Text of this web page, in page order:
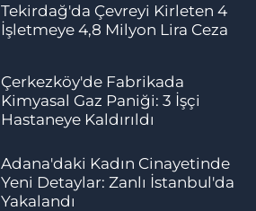
Tekirdağ'da Çevreyi Kirleten 4
İşletmeye 4,8 Milyon Lira Ceza
Çerkezköy'de Fabrikada
Kimyasal Gaz Paniği: 3 İşçi
Hastaneye Kaldırıldı
Adana'daki Kadın Cinayetinde
Yeni Detaylar: Zanlı İstanbul'da
Yakalandı